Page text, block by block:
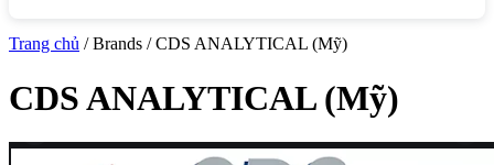
Trang chủ / Brands / CDS ANALYTICAL (Mỹ)
CDS ANALYTICAL (Mỹ)